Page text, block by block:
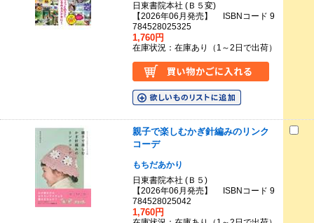
日東書院本社 (Ｂ５変)
【2026年06月発売】 ISBNコード 9
784528025325
1,760円
在庫状況：在庫あり（1～2日で出荷）
親子で楽しむかぎ針編みのリンク
コーデ
もちだあかり
日東書院本社 (Ｂ５)
【2026年06月発売】 ISBNコード 9
784528025042
1,760円